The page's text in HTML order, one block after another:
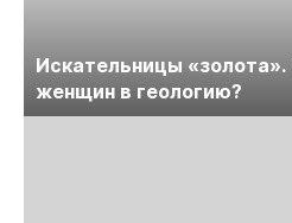
Искательницы «золота».
женщин в геологию?